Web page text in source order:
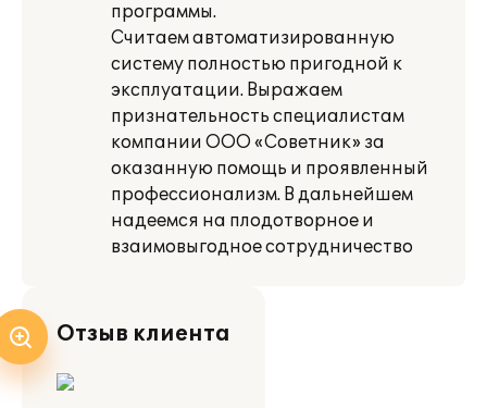
программы.
Считаем автоматизированную
систему полностью пригодной к
эксплуатации. Выражаем
признательность специалистам
компании ООО «Советник» за
оказанную помощь и проявленный
профессионализм. В дальнейшем
надеемся на плодотворное и
взаимовыгодное сотрудничество
Отзыв клиента